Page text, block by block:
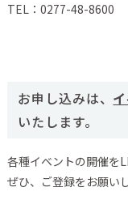
TEL：0277-48-8600
お申し込みは、
いたします。
各種イベントの開催を
ぜひ、ご登録をお願い